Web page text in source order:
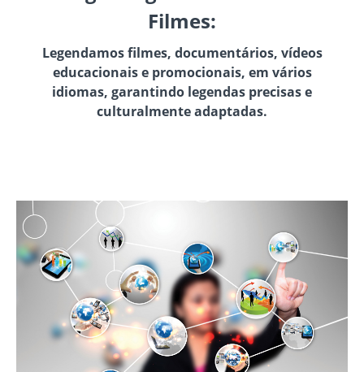
Filmes:
Legendamos filmes, documentários, vídeos
educacionais e promocionais, em vários
idiomas, garantindo legendas precisas e
culturalmente adaptadas.